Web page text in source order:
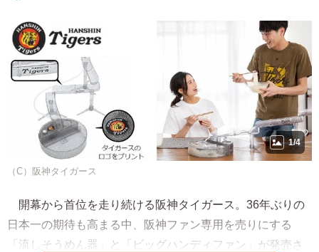
1/4
（C）阪神タイガース
開幕から首位を走り続ける阪神タイガース。36年ぶりの
日本一の期待も高まる中、阪神ファン専用を売りにする
「流しそうめん器」と「ビッグハンディファン」が発売さ